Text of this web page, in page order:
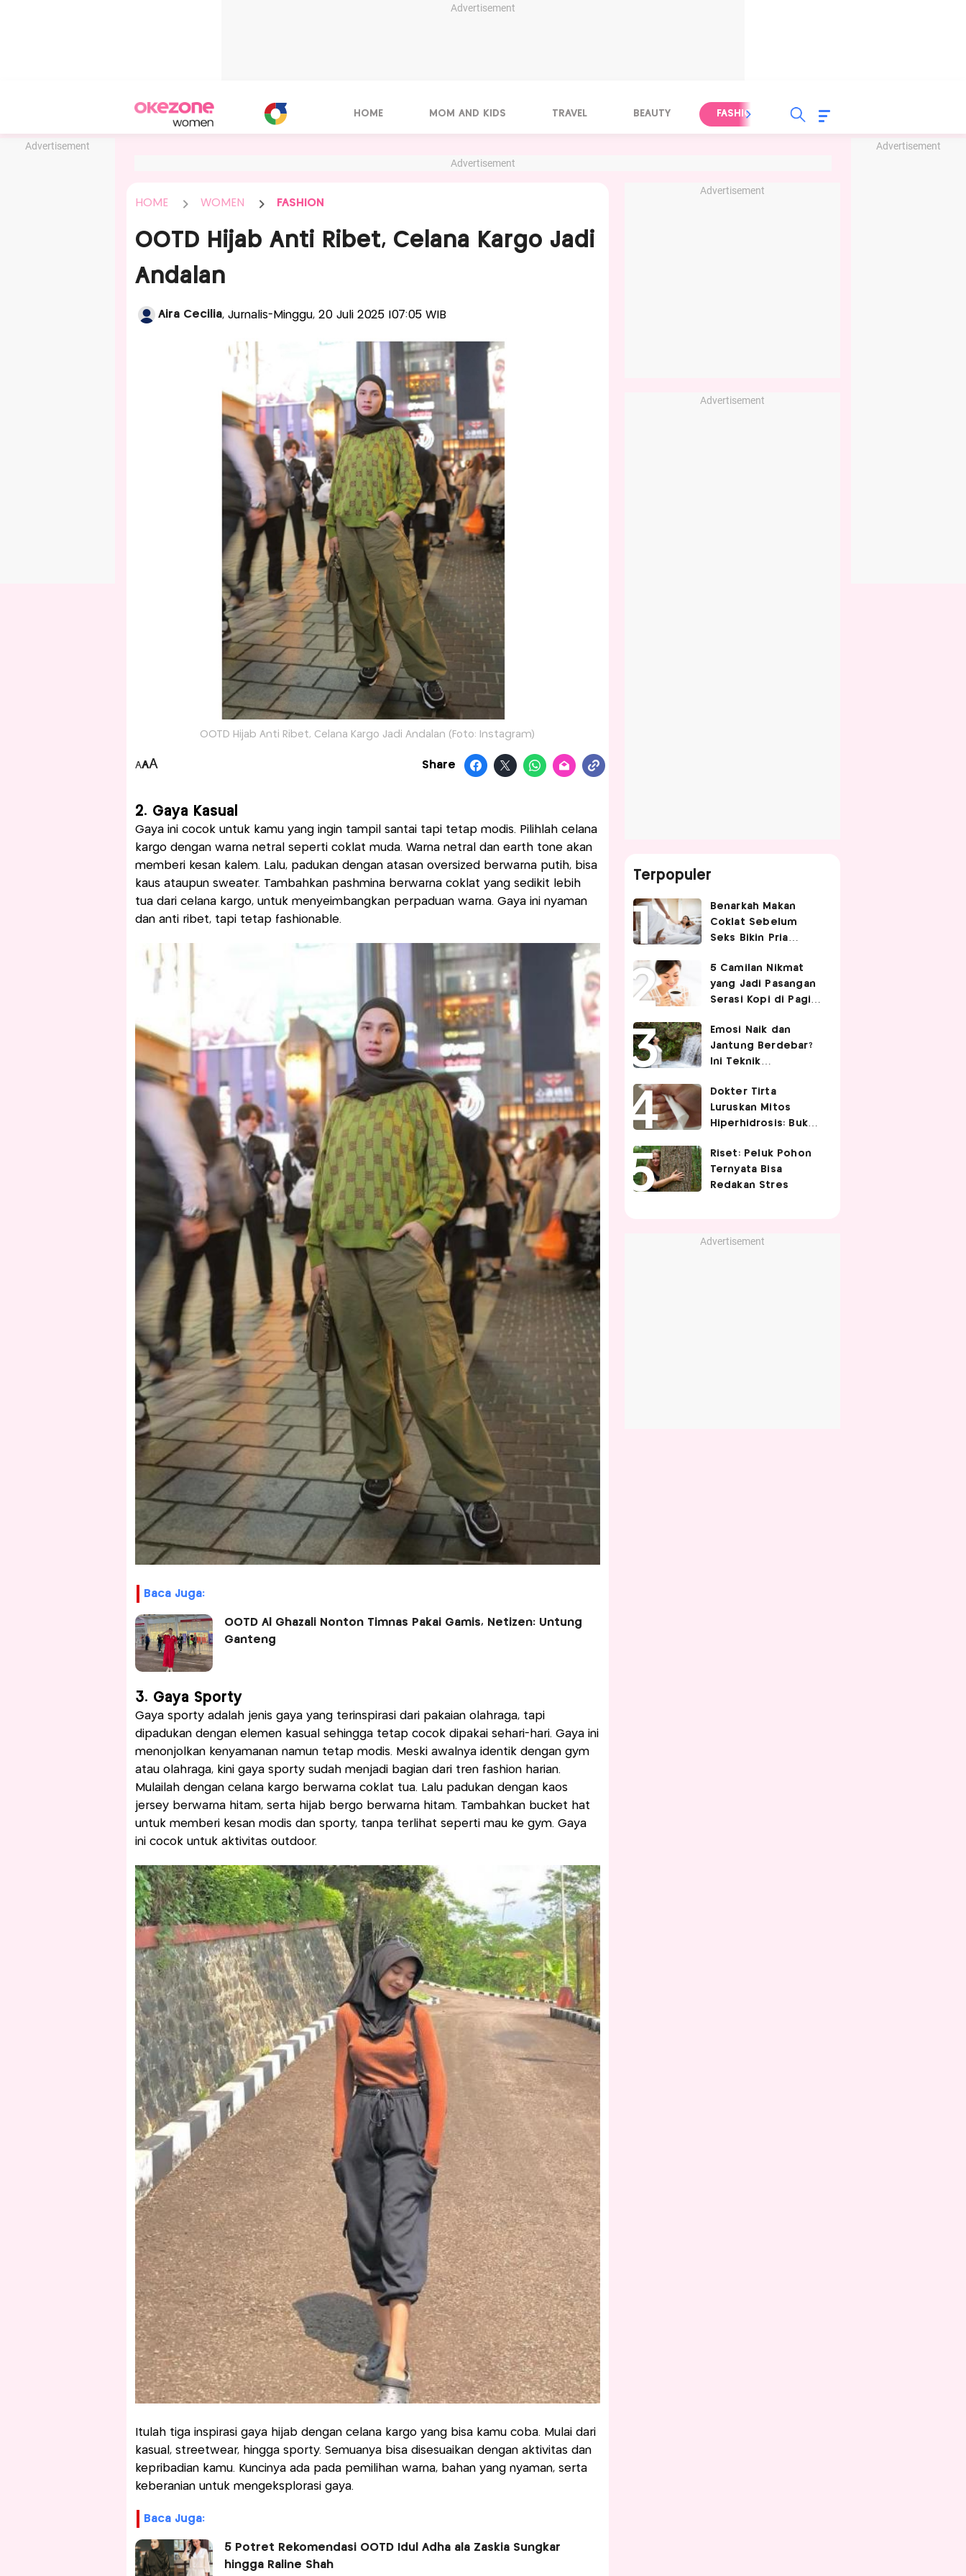
Advertisement
Advertisement Advertisement
HOME MOM AND KIDS TRAVEL BEAUTY FASHION FOOD
Advertisement
HOME WOMEN FASHION
OOTD Hijab Anti Ribet, Celana Kargo Jadi
Andalan
Aira Cecilia, Jurnalis-Minggu, 20 Juli 2025 |07:05 WIB
OOTD Hijab Anti Ribet, Celana Kargo Jadi Andalan (Foto: Instagram)
AAA Share
2. Gaya Kasual
Gaya ini cocok untuk kamu yang ingin tampil santai tapi tetap modis. Pilihlah celana
kargo dengan warna netral seperti coklat muda. Warna netral dan earth tone akan
memberi kesan kalem. Lalu, padukan dengan atasan oversized berwarna putih, bisa
kaus ataupun sweater. Tambahkan pashmina berwarna coklat yang sedikit lebih
tua dari celana kargo, untuk menyeimbangkan perpaduan warna. Gaya ini nyaman
dan anti ribet, tapi tetap fashionable.
Baca Juga:
OOTD Al Ghazali Nonton Timnas Pakai Gamis, Netizen: Untung
Ganteng
3. Gaya Sporty
Gaya sporty adalah jenis gaya yang terinspirasi dari pakaian olahraga, tapi
dipadukan dengan elemen kasual sehingga tetap cocok dipakai sehari-hari. Gaya ini
menonjolkan kenyamanan namun tetap modis. Meski awalnya identik dengan gym
atau olahraga, kini gaya sporty sudah menjadi bagian dari tren fashion harian.
Mulailah dengan celana kargo berwarna coklat tua. Lalu padukan dengan kaos
jersey berwarna hitam, serta hijab bergo berwarna hitam. Tambahkan bucket hat
untuk memberi kesan modis dan sporty, tanpa terlihat seperti mau ke gym. Gaya
ini cocok untuk aktivitas outdoor.
Itulah tiga inspirasi gaya hijab dengan celana kargo yang bisa kamu coba. Mulai dari
kasual, streetwear, hingga sporty. Semuanya bisa disesuaikan dengan aktivitas dan
kepribadian kamu. Kuncinya ada pada pemilihan warna, bahan yang nyaman, serta
keberanian untuk mengeksplorasi gaya.
Baca Juga:
5 Potret Rekomendasi OOTD Idul Adha ala Zaskia Sungkar
hingga Raline Shah
Advertisement
Advertisement
Terpopuler
Benarkah Makan
Coklat Sebelum
Seks Bikin Pria
Cek 5 Faktanya
5 Camilan Nikmat
yang Jadi Pasangan
Serasi Kopi di Pagi
Emosi Naik dan
Jantung Berdebar?
Ini Teknik
Bisa Bantu Tubuh
Lebih Tenang
Dokter Tirta
Luruskan Mitos
Hiperhidrosis: Bukan
Jantung, tapi Saraf
Simpatis Berlebihan
Riset: Peluk Pohon
Ternyata Bisa
Redakan Stres
Advertisement